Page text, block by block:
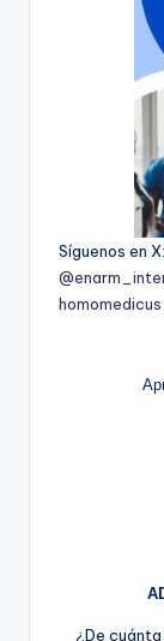
Síguenos en X:
homomedicus
¿De